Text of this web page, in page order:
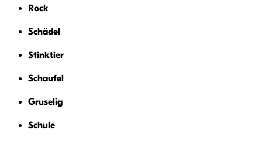
Rock
Schädel
Stinktier
Schaufel
Gruselig
Schule